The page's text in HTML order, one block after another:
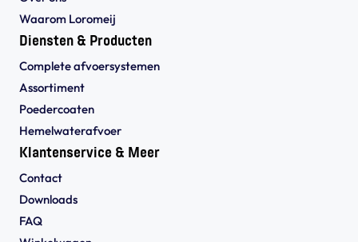
Waarom Loromeij
Diensten & Producten
Complete afvoersystemen
Assortiment
Poedercoaten
Hemelwaterafvoer
Klantenservice & Meer
Contact
Downloads
FAQ